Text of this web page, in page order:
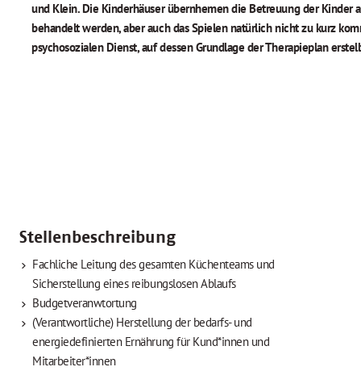
und Klein. Die Kinderhäuser übernhemen die Betreuung der
behandelt werden, aber auch das Spielen natürlich nicht zu kurz
psychosozialen Dienst, auf dessen Grundlage der Therapieplan
Stellenbeschreibung
Fachliche Leitung des gesamten Küchenteams und
Sicherstellung eines reibungslosen Ablaufs
Budgetveranwtortung
(Verantwortliche) Herstellung der bedarfs- und
energiedefinierten Ernährung für Kund*innen und
Mitarbeiter*innen